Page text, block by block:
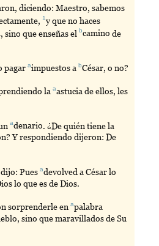
diciendo: Maestro, sabemos
1yque no haces
, sino que enseñas elbcamino de
pagaraimpuestosabCésar, o no?
laaastucia de ellos, les
adenario. ¿De quién tiene la
Y respondiendo dijeron: De
dijo: Puesadevolved a César lo
lo que es de Dios.
sorprenderle enapalabra
sino que maravillados de Su